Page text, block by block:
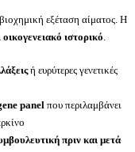
εξέταση αίματος. Η
οικογενειακό ιστορικό.
ή ευρύτερες γενετικές
panelπου περιλαμβάνει
πριν και μετά